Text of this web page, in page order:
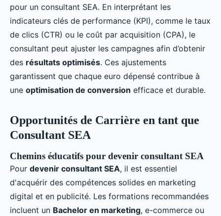
pour un consultant SEA. En interprétant les
indicateurs clés de performance (KPI), comme le taux
de clics (CTR) ou le coût par acquisition (CPA), le
consultant peut ajuster les campagnes afin d’obtenir
des résultats optimisés. Ces ajustements
garantissent que chaque euro dépensé contribue à
une optimisation de conversion efficace et durable.
Opportunités de Carrière en tant que
Consultant SEA
Chemins éducatifs pour devenir consultant SEA
Pour devenir consultant SEA, il est essentiel
d'acquérir des compétences solides en marketing
digital et en publicité. Les formations recommandées
incluent un Bachelor en marketing, e-commerce ou